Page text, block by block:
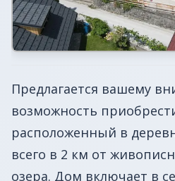
Предлагается вашему
возможность
расположенный в
всего в 2 км от
озера. Дом включает в